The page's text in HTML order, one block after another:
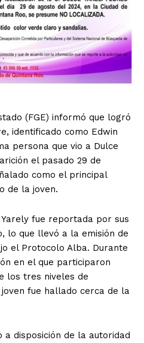
(FGE) informó que logró
identificado como Edwin
persona que vio a Dulce
el pasado 29 de
como el principal
de la joven.
fue reportada por sus
lo que llevó a la emisión de
el Protocolo Alba. Durante
en el que participaron
los tres niveles de
fue hallado cerca de la
a disposición de la autoridad